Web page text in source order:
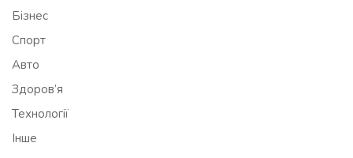
Бізнес
Спорт
Авто
Здоров’я
Технології
Інше